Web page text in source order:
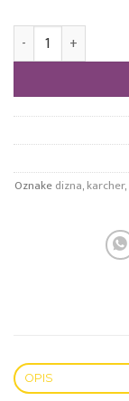
Dizna Triple količina
Oznakedizna,karcher,
OPIS